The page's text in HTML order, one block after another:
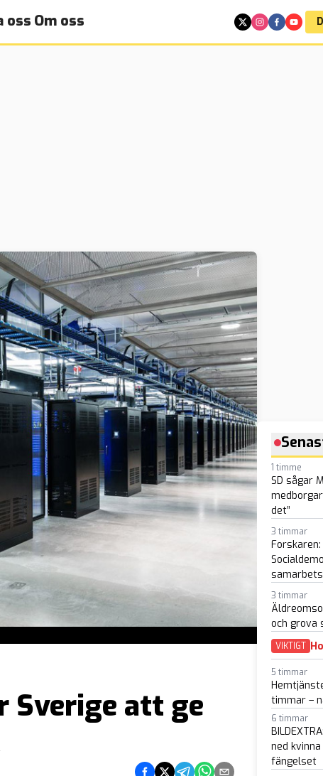
oss Om oss
Sverige att ge
Dela på Facebook
Dela på Twitter
Dela på Telegram
Dela på Whatsapp
Dela via e-post
1 timme
SD sågar
det”
3 timmar
3 timmar
och grova
VIKTIGT
5 timmar
timmar –
6 timmar
ned
fängelset